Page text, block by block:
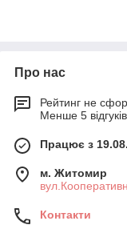
нормам, що в
виробництва.
нашого виробництва
Наші спеціалісти
всій території
інтер'єру, що
затишку. Завдяки
деревини такі
стійкістю до
Про нас
Рейтинг не
Менше 5
Працює з
м. Житомир
Контакти